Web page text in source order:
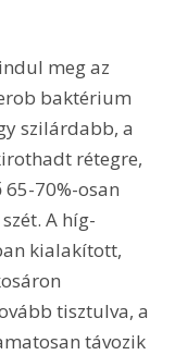
baktérium
szilárdabb, a
rétegre,
70%-osan
A híg-
kialakított,
tisztulva, a
távozik